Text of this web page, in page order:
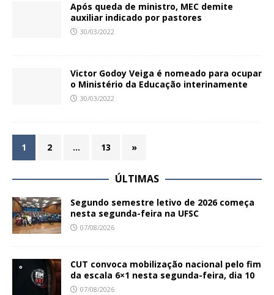
Após queda de ministro, MEC demite
auxiliar indicado por pastores
30/03/2022
Victor Godoy Veiga é nomeado para ocupar
o Ministério da Educação interinamente
30/03/2022
1 2 … 13 »
ÚLTIMAS
Segundo semestre letivo de 2026 começa
nesta segunda-feira na UFSC
07/08/2026
CUT convoca mobilização nacional pelo fim
da escala 6×1 nesta segunda-feira, dia 10
07/08/2026